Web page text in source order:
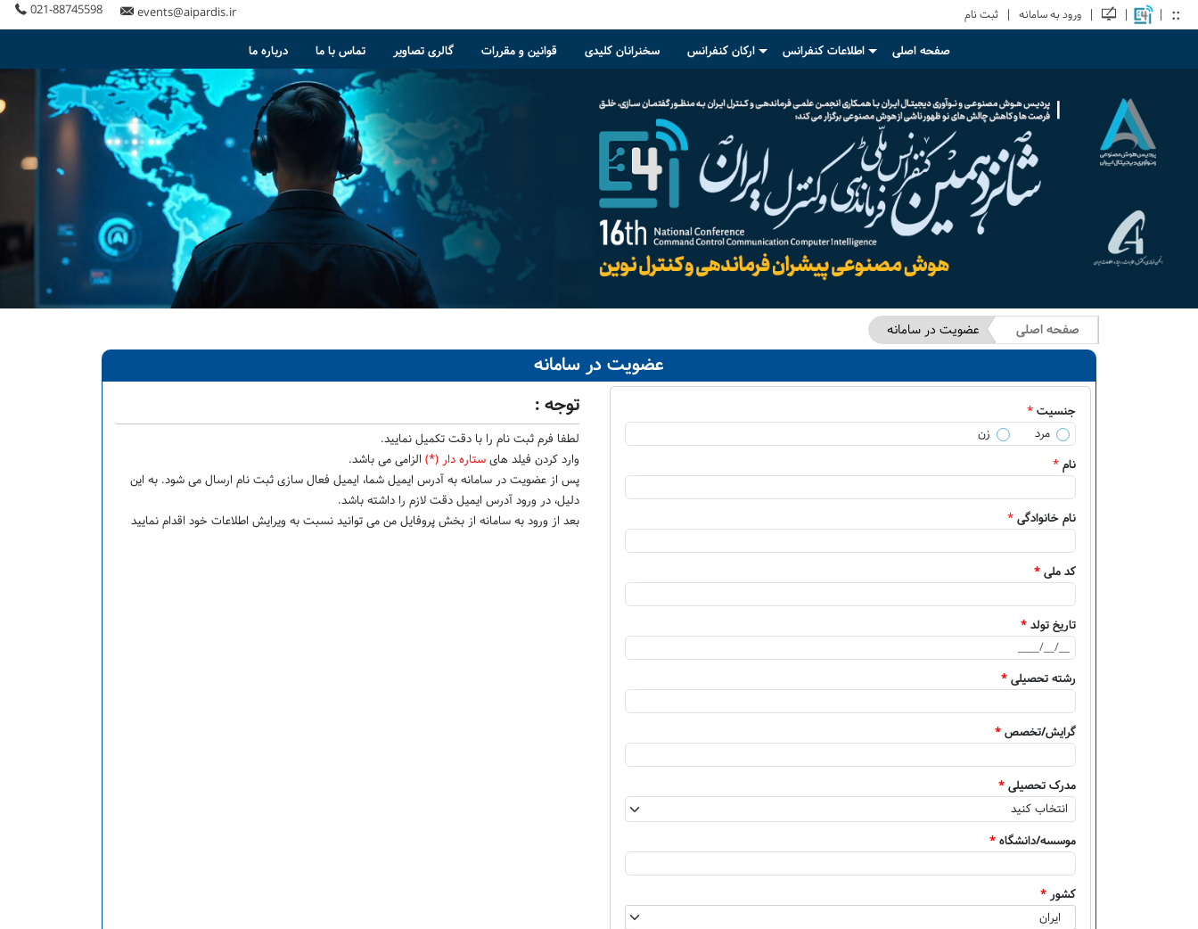
021-88745598 events@aipardis.ir ::
|
|
| ورود به سامانه | ثبت نام
صفحه اصلی
+
اطلاعات کنفرانس
+
ارکان کنفرانس سخنرانان کلیدی قوانین و مقررات گالری تصاویر تماس با ما درباره ما
صفحه اصلی عضویت در سامانه
عضویت در سامانه
جنسیت *
مرد
زن
نام *
نام خانوادگی *
کد ملی *
تاریخ تولد *
رشته تحصیلی *
گرایش/تخصص *
مدرک تحصیلی *
موسسه/دانشگاه *
کشور *
ایران
توجه :
لطفا فرم ثبت نام را با دقت تكميل نماييد.
وارد کردن فیلد های ستاره دار (*) الزامی می باشد.
پس از عضویت در سامانه به آدرس ایمیل شما، ایمیل فعال سازی ثبت نام ارسال می شود. به این
دلیل، در ورود آدرس ایمیل دقت لازم را داشته باشد.
بعد از ورود به سامانه از بخش پروفایل من می توانید نسبت به ویرایش اطلاعات خود اقدام نمایید